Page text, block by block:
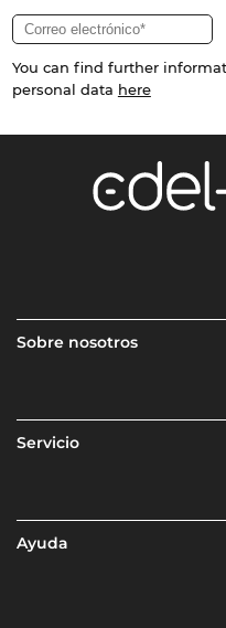
You can find further
personal data here
Sobre nosotros
Servicio
Ayuda